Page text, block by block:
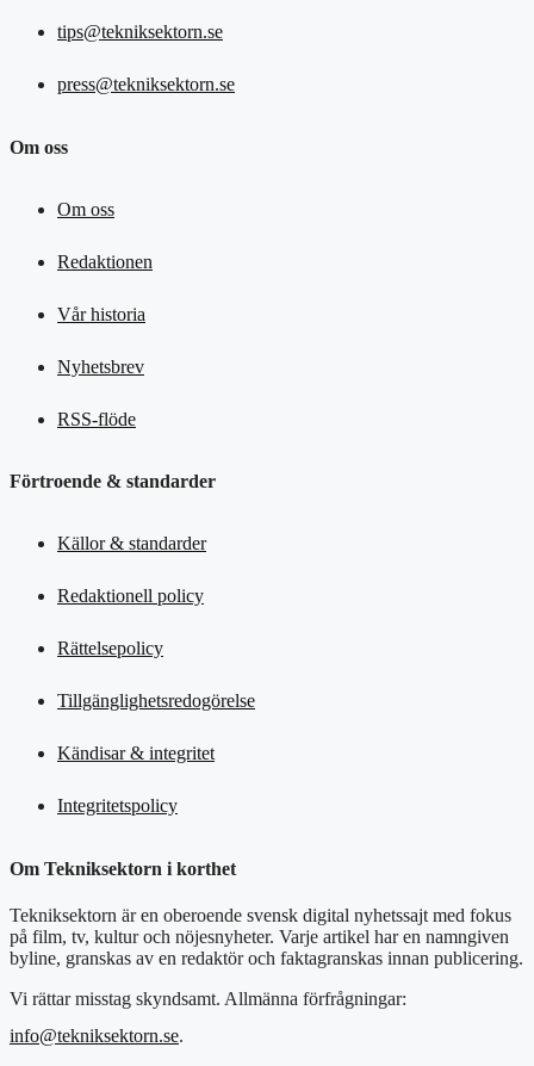
tips@tekniksektorn.se
press@tekniksektorn.se
Om oss
Om oss
Redaktionen
Vår historia
Nyhetsbrev
RSS-flöde
Förtroende & standarder
Källor & standarder
Redaktionell policy
Rättelsepolicy
Tillgänglighetsredogörelse
Kändisar & integritet
Integritetspolicy
Om Tekniksektorn i korthet
Tekniksektorn är en oberoende svensk digital nyhetssajt med fokus
på film, tv, kultur och nöjesnyheter. Varje artikel har en namngiven
byline, granskas av en redaktör och faktagranskas innan publicering.
Vi rättar misstag skyndsamt. Allmänna förfrågningar:
info@tekniksektorn.se.